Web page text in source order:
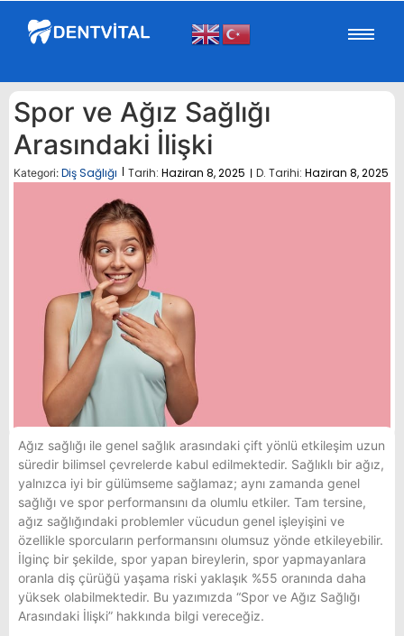
Spor ve Ağız Sağlığı
Arasındaki İlişki
Kategori: Diş Sağlığı Tarih: Haziran 8, 2025 D. Tarihi: Haziran 8, 2025
Ağız sağlığı ile genel sağlık arasındaki çift yönlü etkileşim uzun
süredir bilimsel çevrelerde kabul edilmektedir. Sağlıklı bir ağız,
yalnızca iyi bir gülümseme sağlamaz; aynı zamanda genel
sağlığı ve spor performansını da olumlu etkiler. Tam tersine,
ağız sağlığındaki problemler vücudun genel işleyişini ve
özellikle sporcuların performansını olumsuz yönde etkileyebilir.
İlginç bir şekilde, spor yapan bireylerin, spor yapmayanlara
oranla diş çürüğü yaşama riski yaklaşık %55 oranında daha
yüksek olabilmektedir. Bu yazımızda “Spor ve Ağız Sağlığı
Arasındaki İlişki” hakkında bilgi vereceğiz.